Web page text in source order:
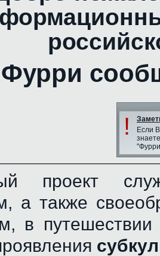
Фурри
!
Если
проект
а также
в